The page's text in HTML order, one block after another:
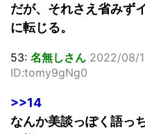
だが、それさえ省みず
に転じる。
53: 名無しさん 2022/08/
ID:tomy9gNg0
>>14
なんか美談っぽく語っ